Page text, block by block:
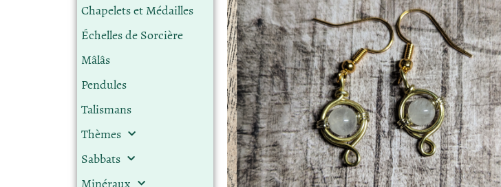
Chapelets et Médailles
Échelles de Sorcière
Mâlâs
Pendules
Talismans
Thèmes
Sabbats